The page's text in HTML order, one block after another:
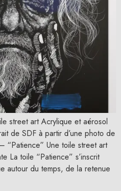
street art Acrylique et aérosol
de SDF à partir d’une photo de
“Patience” Une toile street art
La toile “Patience” s’inscrit
autour du temps, de la retenue